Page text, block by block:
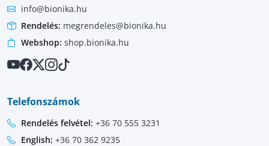
info@bionika.hu
Rendelés: megrendeles@bionika.hu
Webshop: shop.bionika.hu
Telefonszámok
Rendelés felvétel: +36 70 555 3231
English: +36 70 362 9235